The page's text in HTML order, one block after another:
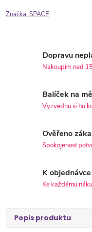
Značka:SPACE
Dopravu
Nakoupím nad
Balíček na
Vyzvednu si ho
Ověřeno
Spokojenost
K
Ke každému
Popis produktu